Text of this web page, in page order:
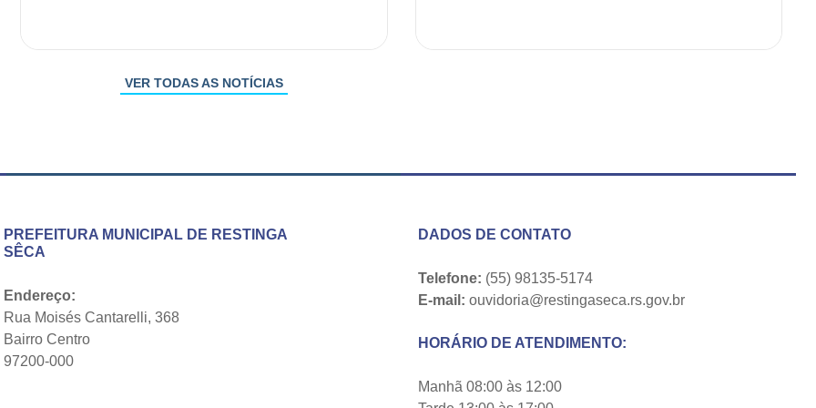
VER TODAS AS NOTÍCIAS
PREFEITURA MUNICIPAL DE RESTINGA
SÊCA
Endereço:
Rua Moisés Cantarelli, 368
Bairro Centro
97200-000
DADOS DE CONTATO
Telefone: (55) 98135-5174
E-mail: ouvidoria@restingaseca.rs.gov.br
HORÁRIO DE ATENDIMENTO:
Manhã 08:00 às 12:00